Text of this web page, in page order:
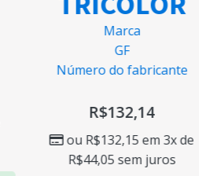
Marca
GF
Número do fabricante
R$132,14
ouR$132,15em 3x de
R$44,05sem juros